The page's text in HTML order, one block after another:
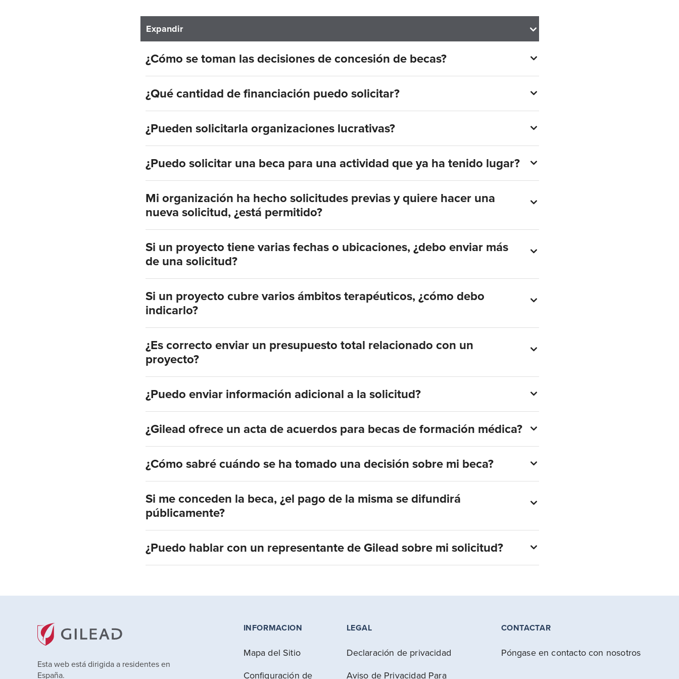
Expandir
¿Cómo se toman las decisiones de concesión de becas?
¿Qué cantidad de financiación puedo solicitar?
¿Pueden solicitarla organizaciones lucrativas?
¿Puedo solicitar una beca para una actividad que ya ha tenido lugar?
Mi organización ha hecho solicitudes previas y quiere hacer una
nueva solicitud, ¿está permitido?
Si un proyecto tiene varias fechas o ubicaciones, ¿debo enviar más
de una solicitud?
Si un proyecto cubre varios ámbitos terapéuticos, ¿cómo debo
indicarlo?
¿Es correcto enviar un presupuesto total relacionado con un
proyecto?
¿Puedo enviar información adicional a la solicitud?
¿Gilead ofrece un acta de acuerdos para becas de formación médica?
¿Cómo sabré cuándo se ha tomado una decisión sobre mi beca?
Si me conceden la beca, ¿el pago de la misma se difundirá
públicamente?
¿Puedo hablar con un representante de Gilead sobre mi solicitud?
Esta web está dirigida a residentes en
España.
INFORMACION
Mapa del Sitio
Configuración de
LEGAL
Declaración de privacidad
Aviso de Privacidad Para
CONTACTAR
Póngase en contacto con nosotros